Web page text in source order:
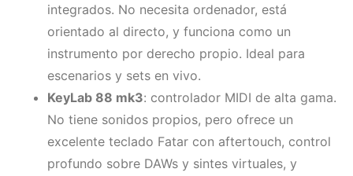
integrados. No necesita ordenador, está
orientado al directo, y funciona como un
instrumento por derecho propio. Ideal para
escenarios y sets en vivo.
KeyLab 88 mk3: controlador MIDI de alta gama.
No tiene sonidos propios, pero ofrece un
excelente teclado Fatar con aftertouch, control
profundo sobre DAWs y sintes virtuales, y